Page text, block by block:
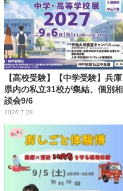
【高校受験】【中学受験】兵庫
県内の私立31校が集結、個別相
談会9/6
2026.7.28